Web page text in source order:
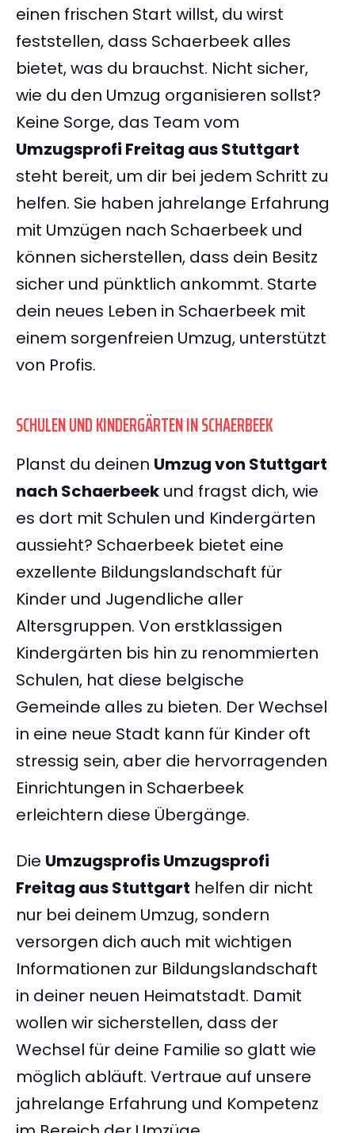
einen frischen Start willst, du wirst
feststellen, dass Schaerbeek alles
bietet, was du brauchst. Nicht sicher,
wie du den Umzug organisieren sollst?
Keine Sorge, das Team vom
Umzugsprofi Freitag aus Stuttgart
steht bereit, um dir bei jedem Schritt zu
helfen. Sie haben jahrelange Erfahrung
mit Umzügen nach Schaerbeek und
können sicherstellen, dass dein Besitz
sicher und pünktlich ankommt. Starte
dein neues Leben in Schaerbeek mit
einem sorgenfreien Umzug, unterstützt
von Profis.
SCHULEN UND KINDERGÄRTEN IN SCHAERBEEK
Planst du deinen Umzug von Stuttgart
nach Schaerbeek und fragst dich, wie
es dort mit Schulen und Kindergärten
aussieht? Schaerbeek bietet eine
exzellente Bildungslandschaft für
Kinder und Jugendliche aller
Altersgruppen. Von erstklassigen
Kindergärten bis hin zu renommierten
Schulen, hat diese belgische
Gemeinde alles zu bieten. Der Wechsel
in eine neue Stadt kann für Kinder oft
stressig sein, aber die hervorragenden
Einrichtungen in Schaerbeek
erleichtern diese Übergänge.
Die Umzugsprofis Umzugsprofi
Freitag aus Stuttgart helfen dir nicht
nur bei deinem Umzug, sondern
versorgen dich auch mit wichtigen
Informationen zur Bildungslandschaft
in deiner neuen Heimatstadt. Damit
wollen wir sicherstellen, dass der
Wechsel für deine Familie so glatt wie
möglich abläuft. Vertraue auf unsere
jahrelange Erfahrung und Kompetenz